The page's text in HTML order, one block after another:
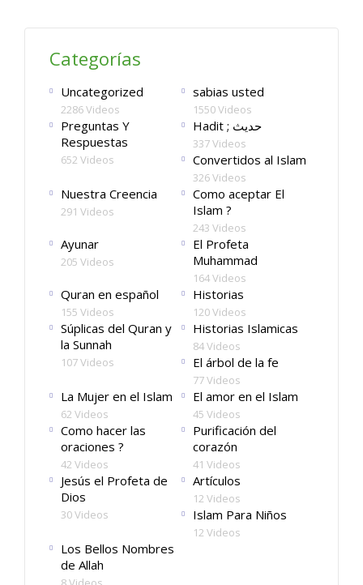
Categorías
Uncategorized
2286 Videos
sabias usted
1550 Videos
Preguntas Y
Respuestas
652 Videos
Hadit ; حديث
337 Videos
Convertidos al Islam
326 Videos
Nuestra Creencia
291 Videos
Como aceptar El
Islam ?
243 Videos
Ayunar
205 Videos
El Profeta
Muhammad
164 Videos
Quran en español
155 Videos
Historias
120 Videos
Súplicas del Quran y
la Sunnah
107 Videos
Historias Islamicas
84 Videos
El árbol de la fe
77 Videos
La Mujer en el Islam
62 Videos
El amor en el Islam
45 Videos
Como hacer las
oraciones ?
42 Videos
Purificación del
corazón
41 Videos
Jesús el Profeta de
Dios
30 Videos
Artículos
12 Videos
Islam Para Niños
12 Videos
Los Bellos Nombres
de Allah